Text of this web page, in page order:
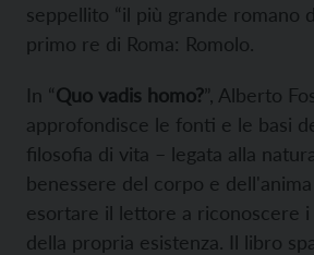
seppellito “il più grande romano
primo re di Roma: Romolo.
In “Quo vadis homo?”, Alberto
approfondisce le fonti e le basi
filosofia di vita – legata alla
benessere del corpo e
esortare il lettore a riconoscere
della propria esistenza. Il libro